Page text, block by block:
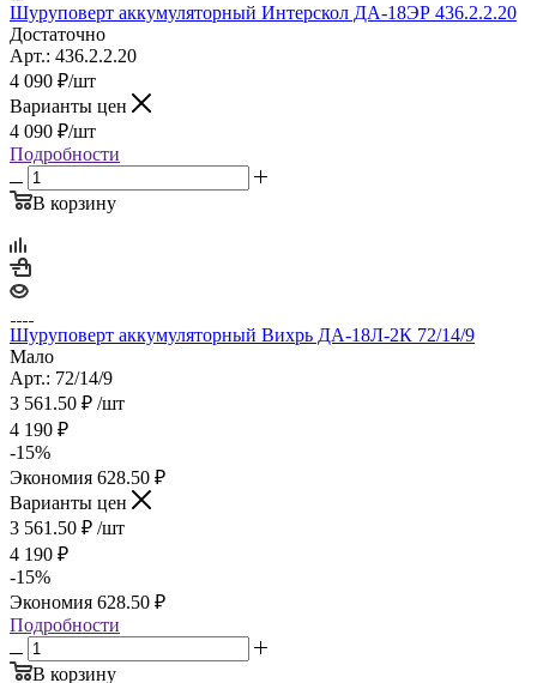
Шуруповерт аккумуляторный Интерскол ДА-18ЭР 436.2.2.20
Достаточно
Арт.: 436.2.2.20
4 090 ₽/шт
Варианты цен
4 090 ₽/шт
Подробности
В корзину
Шуруповерт аккумуляторный Вихрь ДА-18Л-2К 72/14/9
Мало
Арт.: 72/14/9
3 561.50 ₽ /шт
4 190 ₽
-15%
Экономия 628.50 ₽
Варианты цен
3 561.50 ₽ /шт
4 190 ₽
-15%
Экономия 628.50 ₽
Подробности
В корзину